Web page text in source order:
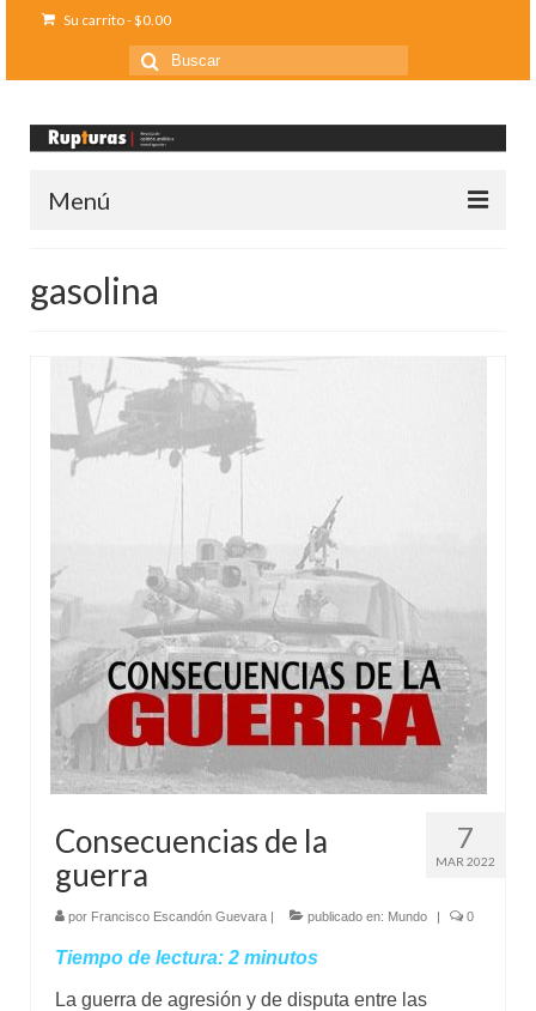
Su carrito-$0.00
Buscar
por:
Menú
Contáctanos
Opinión
Entreletras
Aula Virtual
gasolina
7
MAR 2022
Consecuencias de la
guerra
por Francisco Escandón Guevara | publicado en: Mundo | 0
Tiempo de lectura: 2 minutos
La guerra de agresión y de disputa entre las